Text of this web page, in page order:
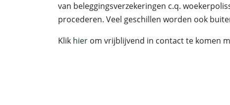
van beleggingsverzekeringen c.q.
procederen. Veel geschillen worden ook
Klik hier om vrijblijvend in contact te komen